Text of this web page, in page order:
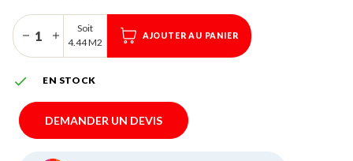
Soit
4.44 M2
AJOUTER AU PANIER
 EN STOCK
DEMANDER UN DEVIS